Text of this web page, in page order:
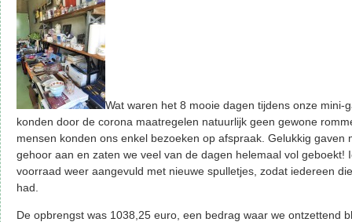
Wat waren het 8 mooie dagen tijdens onze mini-
konden door de corona maatregelen natuurlijk geen gewone
mensen konden ons enkel bezoeken op afspraak. Gelukkig gaven
gehoor aan en zaten we veel van de dagen helemaal vol geboekt!
voorraad weer aangevuld met nieuwe spulletjes, zodat iedereen
had.
De opbrengst was 1038,25 euro, een bedrag waar we ontzettend